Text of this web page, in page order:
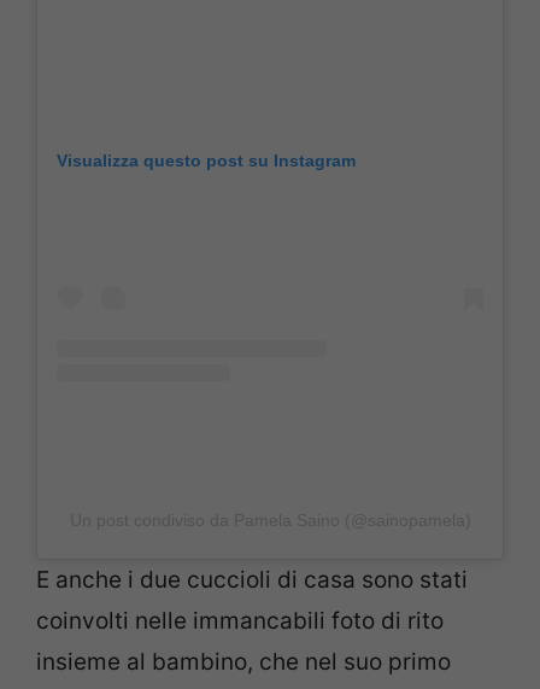
Visualizza questo post su Instagram
E anche i due cuccioli di casa sono stati
coinvolti nelle immancabili foto di rito
insieme al bambino, che nel suo primo